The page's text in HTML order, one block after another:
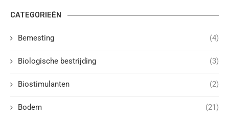
CATEGORIEËN
Bemesting (4)
Biologische bestrijding (3)
Biostimulanten (2)
Bodem (21)